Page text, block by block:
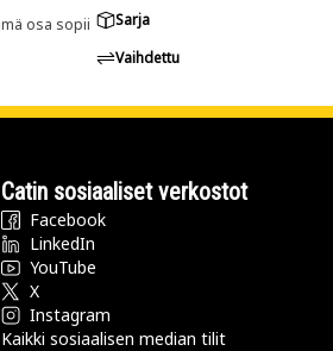
osa sopii
Sarja
Vaihdettu
Catin sosiaaliset verkostot
Facebook
LinkedIn
YouTube
X
Instagram
Kaikki sosiaalisen median tilit